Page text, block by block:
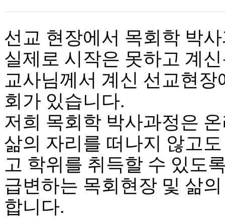
주
소
minky
합
체
출
장
안
마
브
약
국
주
소
야
우
즐
선교 현장에서 목회학 박
실제로 시작은 못하고 계
교사님께서 계신 선교현
회가 있습니다.
저희 목회학 박사과정은
삶의 자리를 떠나지 않고
고 학위를 취득할 수 있도
급변하는 목회현장 및 삶
합니다.